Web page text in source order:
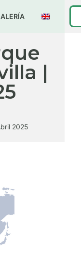
|
2025